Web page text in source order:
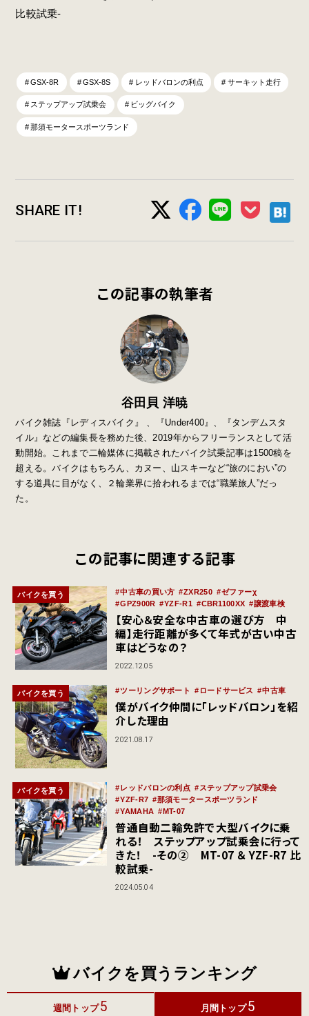
比較試乗-
GSX-8R GSX-8S レッドバロンの利点 サーキット走行
ステップアップ試乗会 ビッグバイク
那須モータースポーツランド
SHARE IT!
この記事の執筆者
谷田貝 洋暁
バイク雑誌『レディスバイク』 、『Under400』、『タンデムスタ
イル』などの編集長を務めた後、2019年からフリーランスとして活
動開始。これまで二輪媒体に掲載されたバイク試乗記事は1500稿を
超える。バイクはもちろん、カヌー、山スキーなど“旅のにおい”の
する道具に目がなく、２輪業界に拾われるまでは“職業旅人”だっ
た。
この記事に関連する記事
バイクを買う 中古車の買い方 ZXR250
ゼファーχ
GPZ900R
YZF-R1 CBR1100XX 譲渡車検
【安心＆安全な中古車の選び方 中
編】走行距離が多くて年式が古い中古
車はどうなの？
2022.12.05
バイクを買う ツーリングサポート ロードサービス 中古車
僕がバイク仲間に「レッドバロン」を紹
介した理由
2021.08.17
バイクを買う レッドバロンの利点
ステップアップ試乗会
YZF-R7
那須モータースポーツランド
YAMAHA
MT-07
普通自動二輪免許で大型バイクに乗
れる！ ステップアップ試乗会に行って
きた！ -その② MT-07 ＆ YZF-R7 比
較試乗-
2024.05.04
バイクを買うランキング
週間トップ5 月間トップ 5